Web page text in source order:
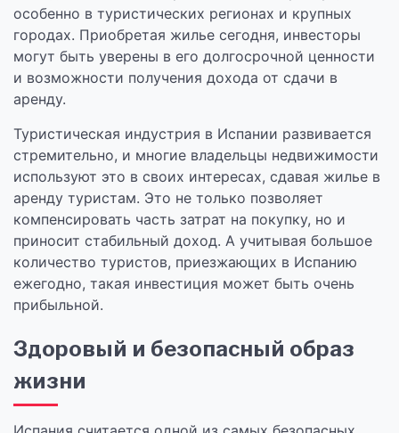
особенно в туристических регионах и крупных
городах. Приобретая жилье сегодня, инвесторы
могут быть уверены в его долгосрочной ценности
и возможности получения дохода от сдачи в
аренду.
Туристическая индустрия в Испании развивается
стремительно, и многие владельцы недвижимости
используют это в своих интересах, сдавая жилье в
аренду туристам. Это не только позволяет
компенсировать часть затрат на покупку, но и
приносит стабильный доход. А учитывая большое
количество туристов, приезжающих в Испанию
ежегодно, такая инвестиция может быть очень
прибыльной.
Здоровый и безопасный образ
жизни